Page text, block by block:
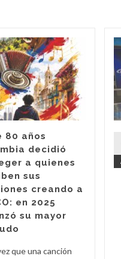
80 años
decidió
a quienes
sus
creando a
en 2025
su mayor
que una canción